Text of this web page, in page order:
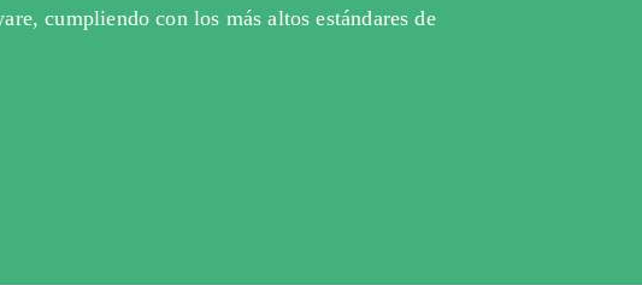
cumpliendo con los más altos estándares de